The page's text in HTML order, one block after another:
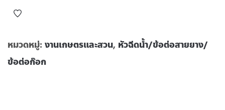
หมวดหมู่: งานเกษตรและสวน, หัวฉีดน้ำ/ข้อต่อสายยาง/
ข้อต่อก๊อก